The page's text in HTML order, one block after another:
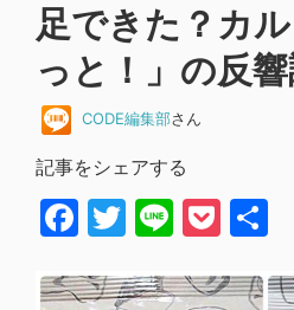
足できた？カ
っと！」の反
CODE編集部さん
記事をシェアする
Facebook
Twitter
Line